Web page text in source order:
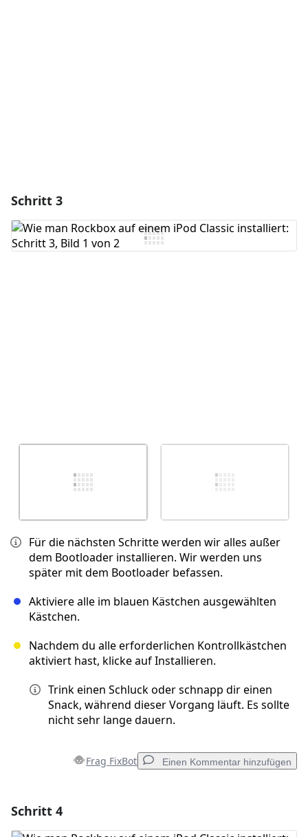
Schritt 3
Für die nächsten Schritte werden wir alles außer
dem Bootloader installieren. Wir werden uns
später mit dem Bootloader befassen.
Aktiviere alle im blauen Kästchen ausgewählten
Kästchen.
Nachdem du alle erforderlichen Kontrollkästchen
aktiviert hast, klicke auf Installieren.
Trink einen Schluck oder schnapp dir einen
Snack, während dieser Vorgang läuft. Es sollte
nicht sehr lange dauern.
Frag FixBot Einen Kommentar hinzufügen
Schritt 4